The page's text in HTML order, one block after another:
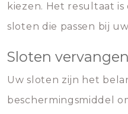
kiezen. Het resultaat
sloten die passen bij
Sloten vervangen
Uw sloten zijn het
beschermingsmiddel